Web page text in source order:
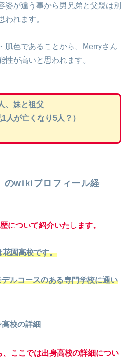
姿が違う事から男兄弟と父親は別
われます。
肌色であることから、Merryさん
性が高いと思われます。
、妹と祖父
人が亡くなり5人？）
のwikiプロフィール経
について紹介いたします。
園高校です。
ルコースのある専門学校に通い
校の詳細
ここでは出身高校の詳細につい